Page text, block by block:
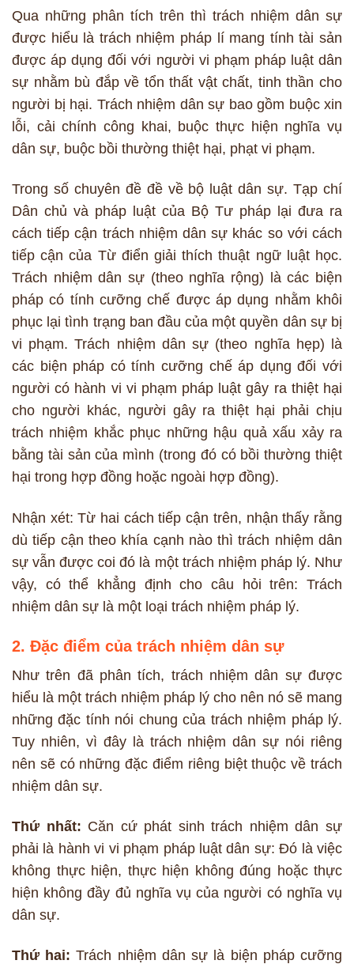
Qua những phân tích trên thì trách nhiệm dân sự
được hiểu là trách nhiệm pháp lí mang tính tài sản
được áp dụng đối với người vi phạm pháp luật dân
sự nhằm bù đắp về tổn thất vật chất, tinh thần cho
người bị hại. Trách nhiệm dân sự bao gồm buộc xin
lỗi, cải chính công khai, buộc thực hiện nghĩa vụ
dân sự, buộc bồi thường thiệt hại, phạt vi phạm.
Trong số chuyên đề đề về bộ luật dân sự. Tạp chí
Dân chủ và pháp luật của Bộ Tư pháp lại đưa ra
cách tiếp cận trách nhiệm dân sự khác so với cách
tiếp cận của Từ điển giải thích thuật ngữ luật học.
Trách nhiệm dân sự (theo nghĩa rộng) là các biện
pháp có tính cưỡng chế được áp dụng nhằm khôi
phục lại tình trạng ban đầu của một quyền dân sự bị
vi phạm. Trách nhiệm dân sự (theo nghĩa hẹp) là
các biện pháp có tính cưỡng chế áp dụng đối với
người có hành vi vi phạm pháp luật gây ra thiệt hại
cho người khác, người gây ra thiệt hại phải chịu
trách nhiệm khắc phục những hậu quả xấu xảy ra
bằng tài sản của mình (trong đó có bồi thường thiệt
hại trong hợp đồng hoặc ngoài hợp đồng).
Nhận xét: Từ hai cách tiếp cận trên, nhận thấy rằng
dù tiếp cận theo khía cạnh nào thì trách nhiệm dân
sự vẫn được coi đó là một trách nhiệm pháp lý. Như
vậy, có thể khẳng định cho câu hỏi trên: Trách
nhiệm dân sự là một loại trách nhiệm pháp lý.
2. Đặc điểm của trách nhiệm dân sự
Như trên đã phân tích, trách nhiệm dân sự được
hiểu là một trách nhiệm pháp lý cho nên nó sẽ mang
những đặc tính nói chung của trách nhiệm pháp lý.
Tuy nhiên, vì đây là trách nhiệm dân sự nói riêng
nên sẽ có những đặc điểm riêng biệt thuộc về trách
nhiệm dân sự.
Thứ nhất: Căn cứ phát sinh trách nhiệm dân sự
phải là hành vi vi phạm pháp luật dân sự: Đó là việc
không thực hiện, thực hiện không đúng hoặc thực
hiện không đầy đủ nghĩa vụ của người có nghĩa vụ
dân sự.
Thứ hai: Trách nhiệm dân sự là biện pháp cưỡng